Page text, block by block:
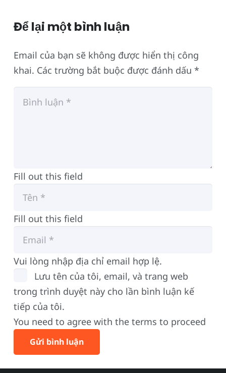
Để lại một bình luận
Email của bạn sẽ không được hiển thị công
khai. Các trường bắt buộc được đánh dấu *
Fill out this field
Fill out this field
Vui lòng nhập địa chỉ email hợp lệ.
Lưu tên của tôi, email, và trang web
trong trình duyệt này cho lần bình luận kế
tiếp của tôi.
You need to agree with the terms to proceed
Gửi bình luận